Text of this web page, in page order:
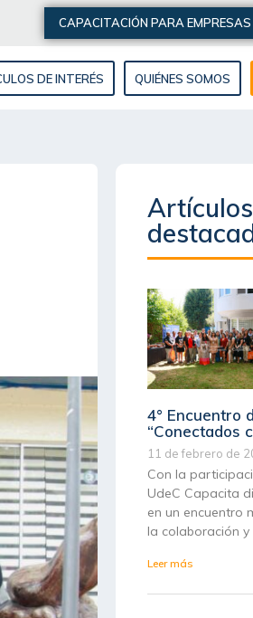
CAPACITACIÓN PARA EMPRESAS
DE INTERÉS QUIÉNES SOMOS
Artículos
4° Encuentro
“Conectados
11 de febrero de
Con la
UdeC Capacita
en un encuentro
la colaboración
Leer más